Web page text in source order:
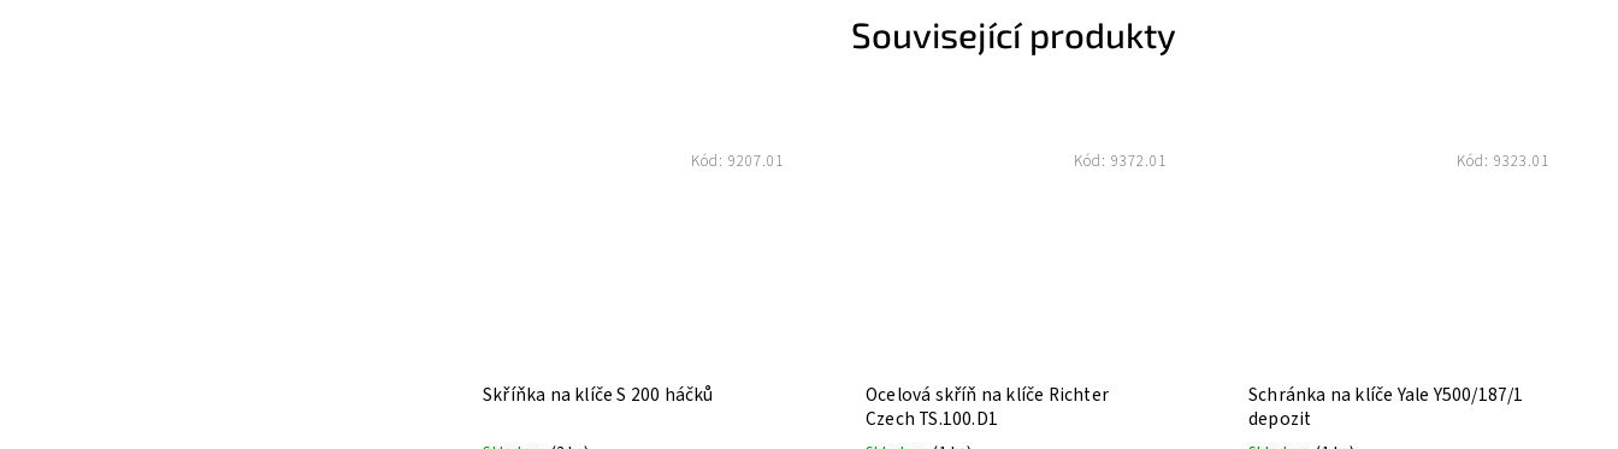
Související produkty
Skříňka na klíče S 200 háčků
Kód: 9207.01
Ocelová skříň na klíče Richter
Czech TS.100.D1
Kód: 9372.01
Schránka na klíče Yale Y500/187/1
depozit
Kód: 9323.01